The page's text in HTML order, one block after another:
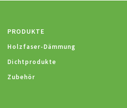
PRODUKTE
Holzfaser-Dämmung
Dichtprodukte
Zubehör